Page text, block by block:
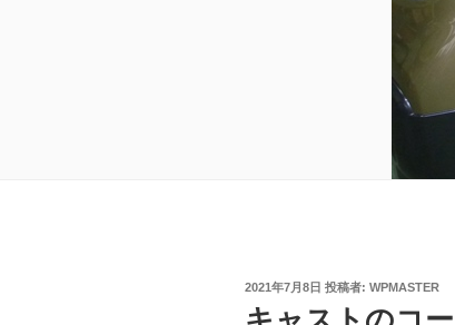
投
日:
2021年7月8日 投稿者: WPMASTER